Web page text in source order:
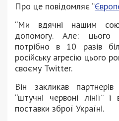
Про це повідомляє “
“Ми вдячні нашим
допомогу. Але: цього
потрібно в 10 разів
російську агресію цього
своєму Twitter.
Він закликав
“штучні червоні
поставки зброї Україні.